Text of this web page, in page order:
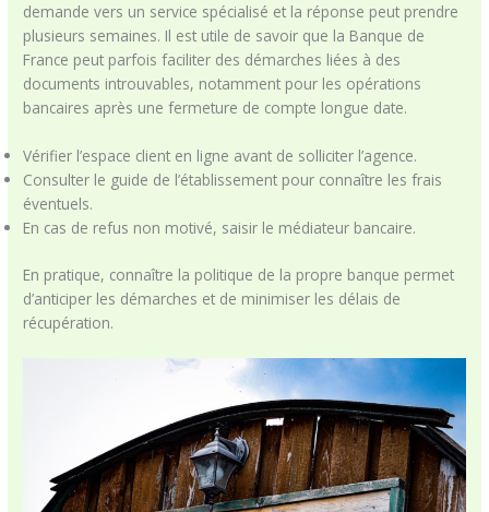
demande vers un service spécialisé et la réponse peut prendre
plusieurs semaines. Il est utile de savoir que la Banque de
France peut parfois faciliter des démarches liées à des
documents introuvables, notamment pour les opérations
bancaires après une fermeture de compte longue date.
Vérifier l’espace client en ligne avant de solliciter l’agence.
Consulter le guide de l’établissement pour connaître les frais
éventuels.
En cas de refus non motivé, saisir le médiateur bancaire.
En pratique, connaître la politique de la propre banque permet
d’anticiper les démarches et de minimiser les délais de
récupération.